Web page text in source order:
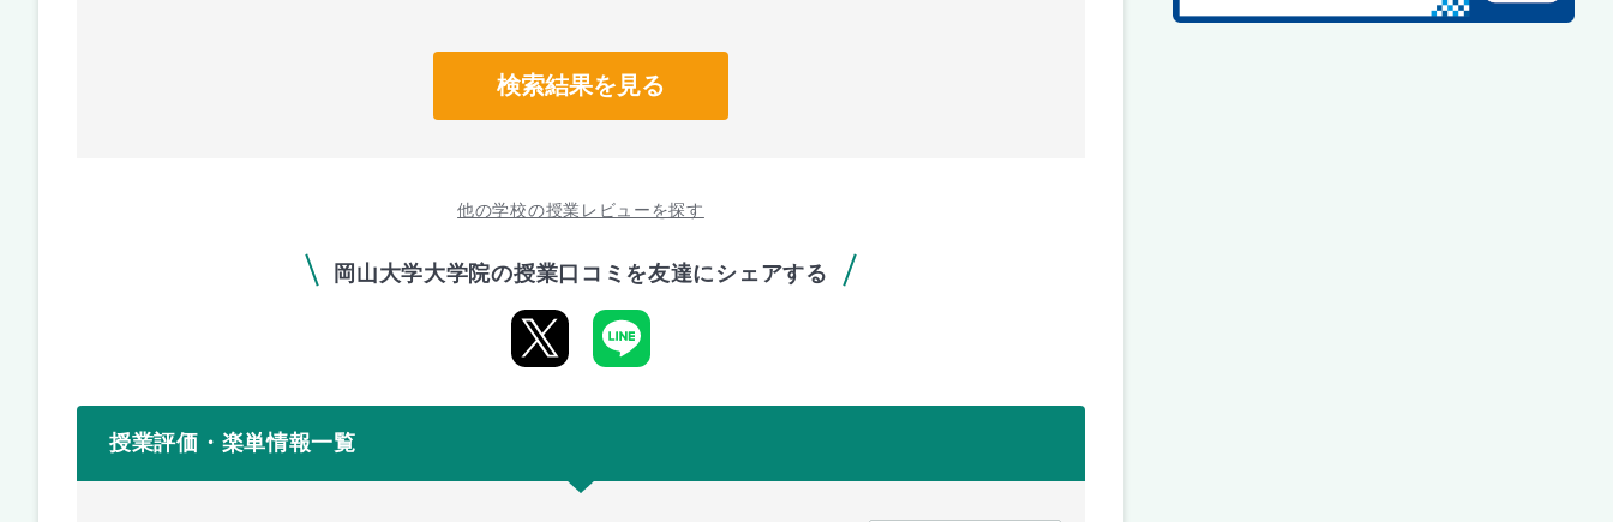
検索結果を見る
他の学校の授業レビューを探す
岡山大学大学院の授業口コミを友達にシェアする
授業評価・楽単情報一覧